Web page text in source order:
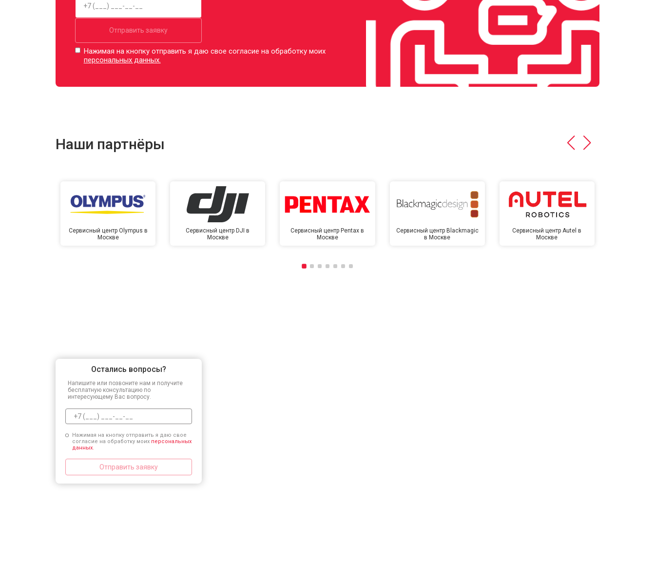
Отправить заявку
Нажимая на кнопку отправить я даю свое согласие на обработку моих
персональных данных.
Наши партнёры
Сервисный центр Olympus в
Москве
Сервисный центр DJI в
Москве
Сервисный центр Pentax в
Москве
Сервисный центр Blackmagic
в Москве
Сервисный центр Autel в
Москве
Остались вопросы?
Напишите или позвоните нам и получите
бесплатную консультацию по
интересующему Вас вопросу.
Нажимая на кнопку отправить я даю свое
согласие на обработку моих персональных
данных.
Отправить заявку